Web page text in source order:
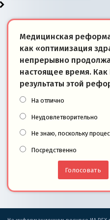
Медицинская
как «оптимизация
непрерывно
настоящее время.
результаты этой
На отлично
Неудовлетворительно
Не знаю, поскольку
Посредственно